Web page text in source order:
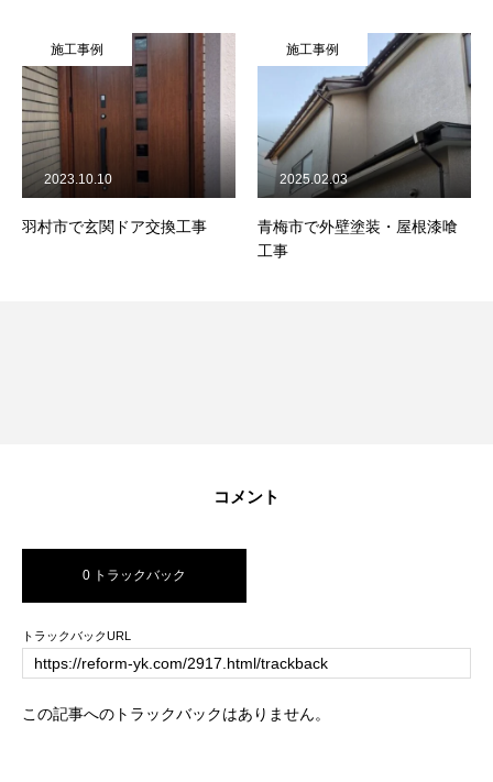
施工事例
羽村市で玄関ドア交換工事
2023.10.10
施工事例
青梅市で外壁塗装・屋根漆喰
工事
2025.02.03
コメント
0 トラックバック
トラックバックURL
この記事へのトラックバックはありません。